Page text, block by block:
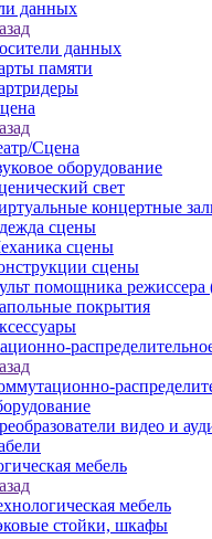
данных
данных
памяти
Сцена
оборудование
свет
концертные
сцены
сцены
сцены
помощника
покрытия
видео и
мебель
мебель
стойки, шкафы